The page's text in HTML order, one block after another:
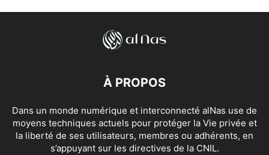
À PROPOS
Dans un monde numérique et interconnecté alNas use de
moyens techniques actuels pour protéger la Vie privée et
la liberté de ses utilisateurs, membres ou adhérents, en
s’appuyant sur les directives de la CNIL.